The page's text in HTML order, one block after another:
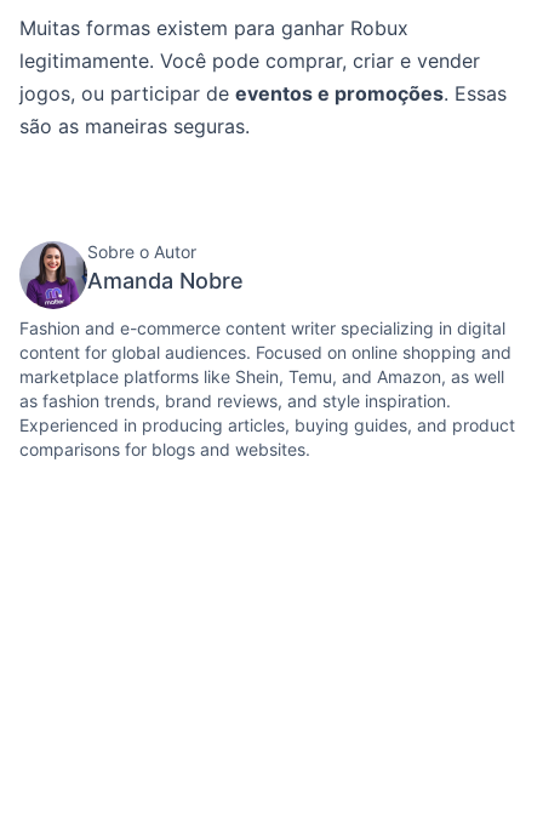
Muitas formas existem para ganhar Robux
legitimamente. Você pode comprar, criar e vender
jogos, ou participar de eventos e promoções. Essas
são as maneiras seguras.
Sobre o Autor
Amanda Nobre
Fashion and e-commerce content writer specializing in digital
content for global audiences. Focused on online shopping and
marketplace platforms like Shein, Temu, and Amazon, as well
as fashion trends, brand reviews, and style inspiration.
Experienced in producing articles, buying guides, and product
comparisons for blogs and websites.